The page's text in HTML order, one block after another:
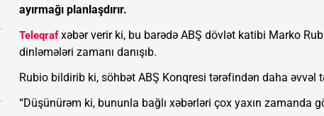
ayırmağı planlaşdırır.
Teleqrafxəbər verir ki, bu barədə ABŞ dövlət katibi Marko
dinləmələri zamanı danışıb.
Rubio bildirib ki, söhbət ABŞ Konqresi tərəfindən daha əvvəl
“Düşünürəm ki, bununla bağlı xəbərləri çox yaxın zamanda